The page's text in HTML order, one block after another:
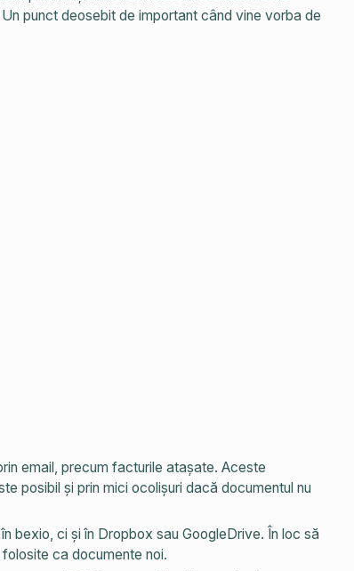
punct deosebit de important când vine vorba de
email, precum facturile atașate. Aceste
posibil și prin mici ocolișuri dacă documentul nu
bexio, ci și în Dropbox sau GoogleDrive. În loc să
ca documente noi.